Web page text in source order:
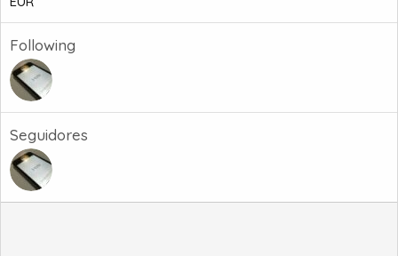
Following
Seguidores